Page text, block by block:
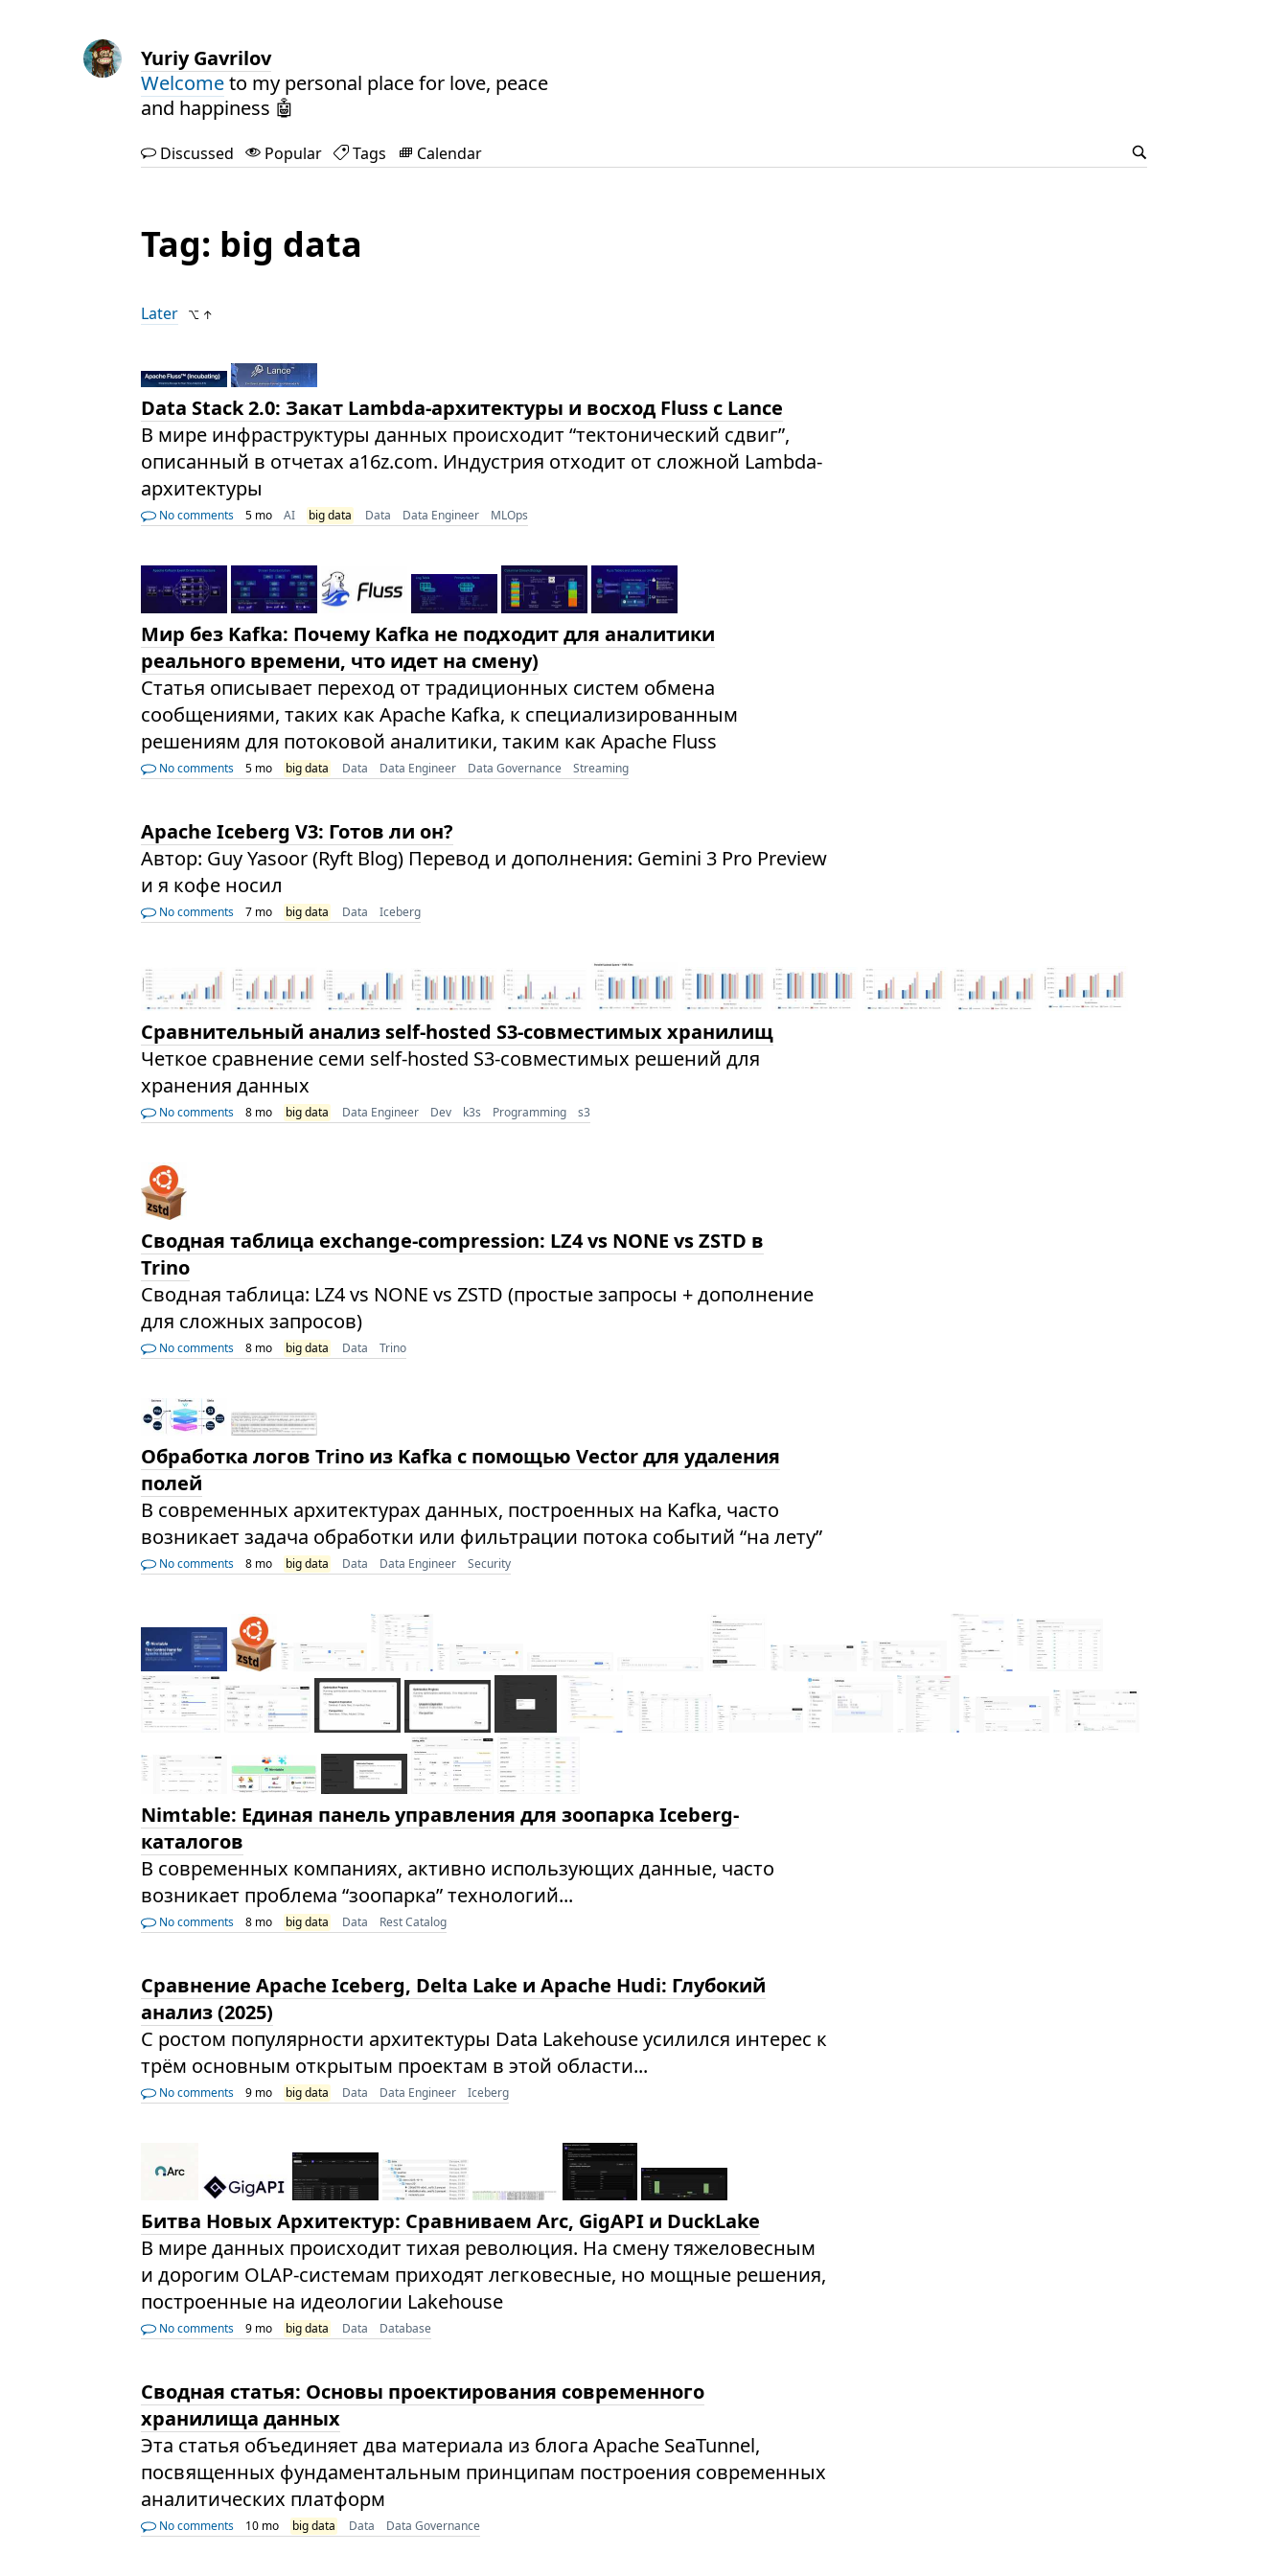
Yuriy Gavrilov
Welcometo my personal place for love, peace
and happiness 🤖
Discussed Popular Tags Calendar
Tag: big data
Later ⌥ ↑
Data Stack 2.0: Закат Lambda-архитектуры и восход Fluss с Lance
В мире инфраструктуры данных происходит “тектонический сдвиг”,
описанный в отчетах a16z.com. Индустрия отходит от сложной Lambda-
архитектуры
No comments 5 mo AI big data Data Data Engineer MLOps
Мир без Kafka: Почему Kafka не подходит для аналитики
реального времени, что идет на смену)
Статья описывает переход от традиционных систем обмена
сообщениями, таких как Apache Kafka, к специализированным
решениям для потоковой аналитики, таким как Apache Fluss
No comments 5 mo big data Data Data Engineer Data Governance Streaming
Apache Iceberg V3: Готов ли он?
Автор: Guy Yasoor (Ryft Blog) Перевод и дополнения: Gemini 3 Pro Preview
и я кофе носил
No comments 7 mo big data Data Iceberg
Сравнительный анализ self-hosted S3-совместимых хранилищ
Четкое сравнение семи self-hosted S3-совместимых решений для
хранения данных
No comments 8 mo big data Data Engineer Dev k3s Programming s3
Сводная таблица exchange-compression: LZ4 vs NONE vs ZSTD в
Trino
Сводная таблица: LZ4 vs NONE vs ZSTD (простые запросы + дополнение
для сложных запросов)
No comments 8 mo big data Data Trino
Обработка логов Trino из Kafka с помощью Vector для удаления
полей
В современных архитектурах данных, построенных на Kafka, часто
возникает задача обработки или фильтрации потока событий “на лету”
No comments 8 mo big data Data Data Engineer Security
Nimtable: Единая панель управления для зоопарка Iceberg-
каталогов
В современных компаниях, активно использующих данные, часто
возникает проблема “зоопарка” технологий...
No comments 8 mo big data Data Rest Catalog
Сравнение Apache Iceberg, Delta Lake и Apache Hudi: Глубокий
анализ (2025)
С ростом популярности архитектуры Data Lakehouse усилился интерес к
трём основным открытым проектам в этой области...
No comments 9 mo big data Data Data Engineer Iceberg
Битва Новых Архитектур: Сравниваем Arc, GigAPI и DuckLake
В мире данных происходит тихая революция. На смену тяжеловесным
и дорогим OLAP-системам приходят легковесные, но мощные решения,
построенные на идеологии Lakehouse
No comments 9 mo big data Data Database
Сводная статья: Основы проектирования современного
хранилища данных
Эта статья объединяет два материала из блога Apache SeaTunnel,
посвященных фундаментальным принципам построения современных
аналитических платформ
No comments 10 mo big data Data Data Governance